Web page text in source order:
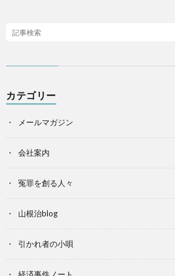
カテゴリー
メールマガジン
会社案内
冤罪を創る人々
山根治blog
引かれ者の小唄